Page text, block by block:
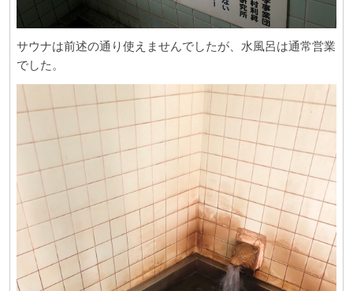
サウナは前述の通り使えませんでしたが、水風呂は通常営業
でした。